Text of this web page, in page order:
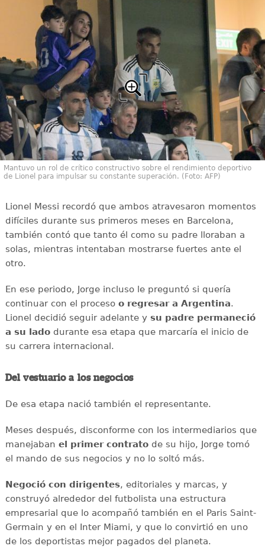
Mantuvo un rol de crítico constructivo sobre el rendimiento deportivo
de Lionel para impulsar su constante superación. (Foto: AFP)
Lionel Messi recordó que ambos atravesaron momentos
difíciles durante sus primeros meses en Barcelona,
también contó que tanto él como su padre lloraban a
solas, mientras intentaban mostrarse fuertes ante el
otro.
En ese periodo, Jorge incluso le preguntó si quería
continuar con el proceso o regresar a Argentina.
Lionel decidió seguir adelante y su padre permaneció
a su ladodurante esa etapa que marcaría el inicio de
su carrera internacional.
Del vestuario a los negocios
De esa etapa nació también el representante.
Meses después, disconforme con los intermediarios que
manejaban el primer contratode su hijo, Jorge tomó
el mando de sus negocios y no lo soltó más.
Negoció con dirigentes, editoriales y marcas, y
construyó alrededor del futbolista una estructura
empresarial que lo acompañó también en el Paris Saint-
Germain y en el Inter Miami, y que lo convirtió en uno
de los deportistas mejor pagados del planeta.